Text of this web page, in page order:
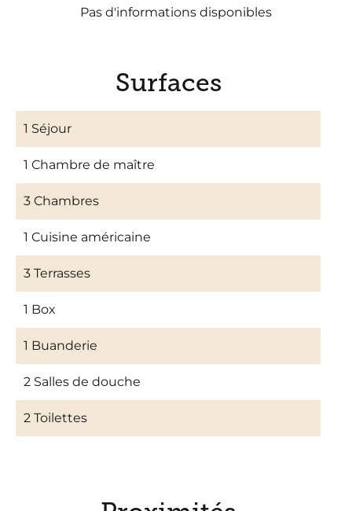
Pas d'informations disponibles
Surfaces
1 Séjour
1 Chambre de maître
3 Chambres
1 Cuisine américaine
3 Terrasses
1 Box
1 Buanderie
2 Salles de douche
2 Toilettes